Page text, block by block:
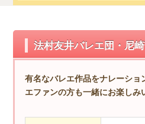
法村友井バレエ団・尼
有名なバレエ作品をナレーシ
エファンの方も一緒にお楽しみ